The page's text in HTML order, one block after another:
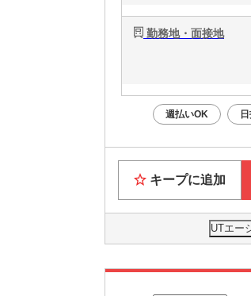
勤務地・面接地
週払いOK
キープに追加
UTエー